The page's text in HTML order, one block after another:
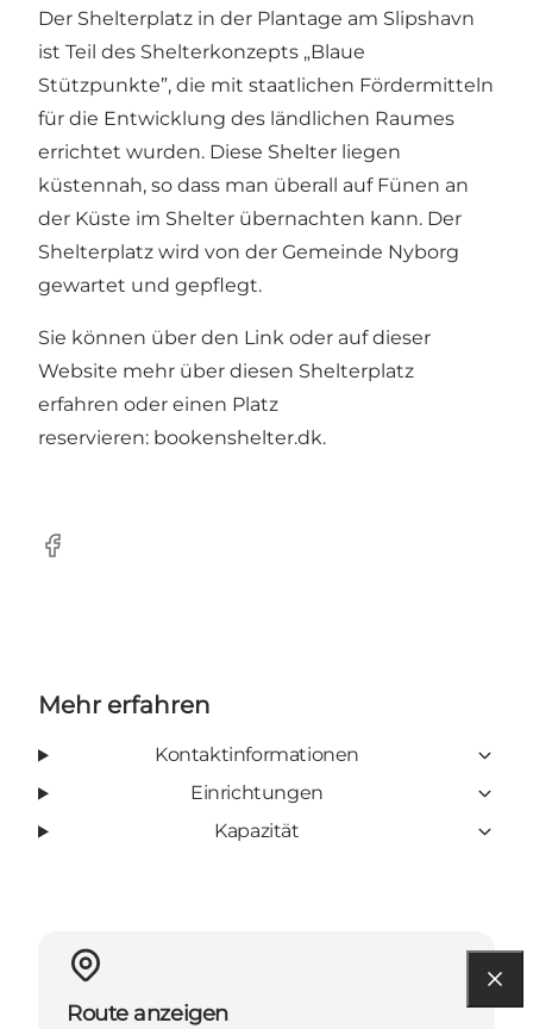
Der Shelterplatz in der Plantage am Slipshavn
ist Teil des Shelterkonzepts „Blaue
Stützpunkte”, die mit staatlichen Fördermitteln
für die Entwicklung des ländlichen Raumes
errichtet wurden. Diese Shelter liegen
küstennah, so dass man überall auf Fünen an
der Küste im Shelter übernachten kann. Der
Shelterplatz wird von der Gemeinde Nyborg
gewartet und gepflegt.
Sie können über den Link oder auf dieser
Website mehr über diesen Shelterplatz
erfahren oder einen Platz
reservieren: bookenshelter.dk.
Facebook
Mehr erfahren
Kontaktinformationen
Einrichtungen
Kapazität
Route anzeigen